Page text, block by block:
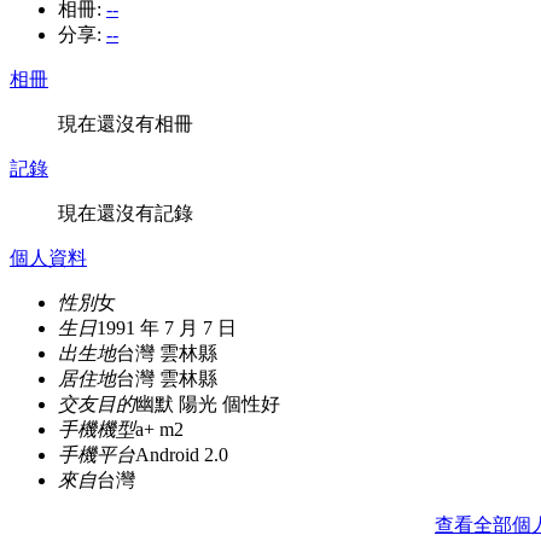
相冊: --
分享: --
相冊
現在還沒有相冊
記錄
現在還沒有記錄
個人資料
性別女
生日1991 年 7 月 7 日
出生地台灣 雲林縣
居住地台灣 雲林縣
交友目的幽默 陽光 個性好
手機機型a+ m2
手機平台Android 2.0
來自台灣
查看全部個